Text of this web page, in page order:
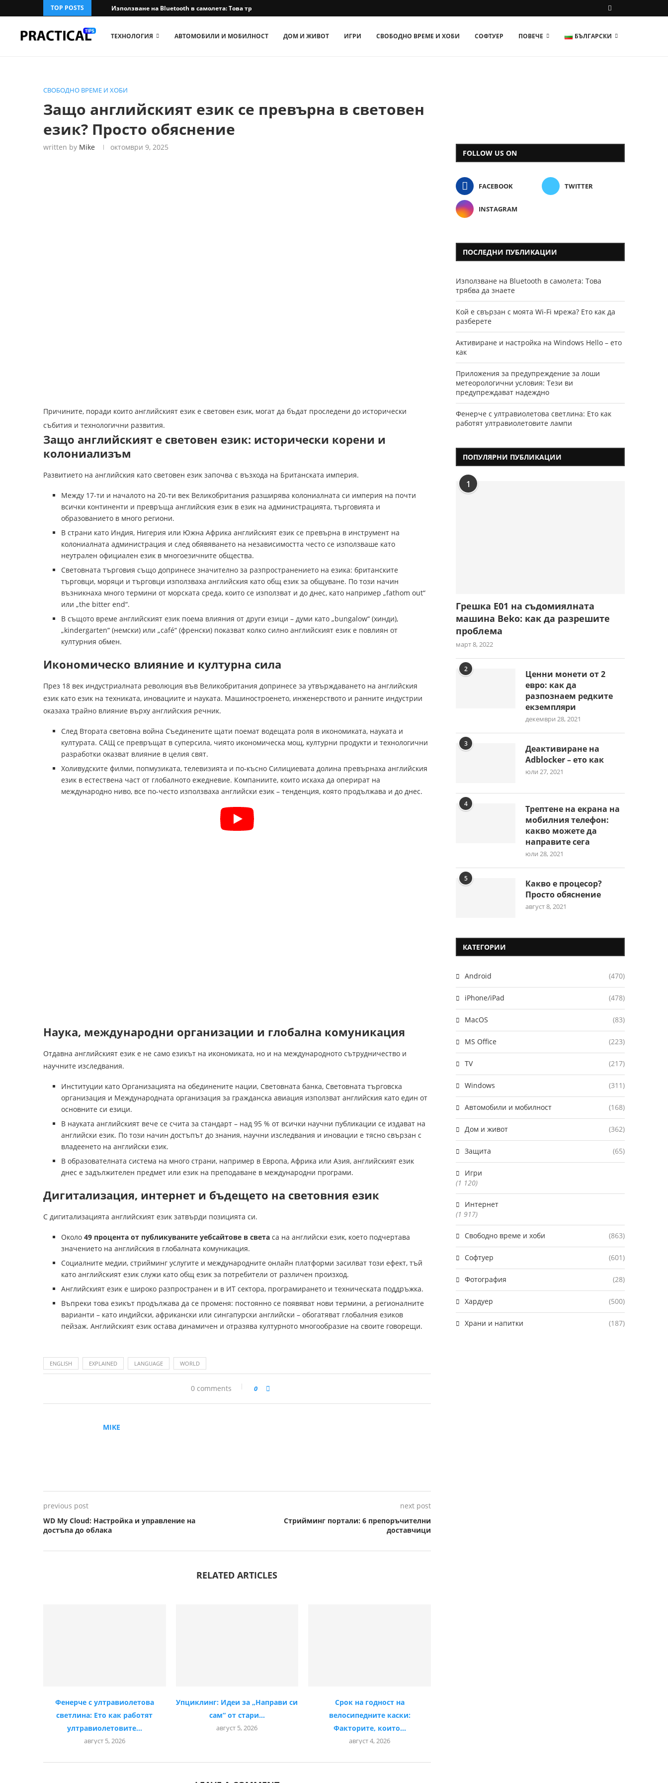
TOP POSTS Използване на Bluetooth в самолета: Това трябва да...
ТЕХНОЛОГИЯ АВТОМОБИЛИ И МОБИЛНОСТ ДОМ И ЖИВОТ ИГРИ СВОБОДНО ВРЕМЕ И ХОБИ СОФТУЕР ПОВЕЧЕ БЪЛГАРСКИ
СВОБОДНО ВРЕМЕ И ХОБИ
Защо английският език се превърна в световен
език? Просто обяснение
written by Mike октомври 9, 2025
Причините, поради които английският език е световен език, могат да бъдат проследени до исторически
събития и технологични развития.
Защо английският е световен език: исторически корени и
колониализъм
Развитието на английския като световен език започва с възхода на Британската империя.
Между 17-ти и началото на 20-ти век Великобритания разширява колониалната си империя на почти
всички континенти и превръща английския език в език на администрацията, търговията и
образованието в много региони.
В страни като Индия, Нигерия или Южна Африка английският език се превърна в инструмент на
колониалната администрация и след обявяването на независимостта често се използваше като
неутрален официален език в многоезичните общества.
Световната търговия също допринесе значително за разпространението на езика: британските
търговци, моряци и търговци използваха английския като общ език за общуване. По този начин
възникнаха много термини от морската среда, които се използват и до днес, като например „fathom out“
или „the bitter end“.
В същото време английският език поема влияния от други езици – думи като „bungalow“ (хинди),
„kindergarten“ (немски) или „café“ (френски) показват колко силно английският език е повлиян от
културния обмен.
Икономическо влияние и културна сила
През 18 век индустриалната революция във Великобритания допринесе за утвърждаването на английския
език като език на техниката, иновациите и науката. Машиностроенето, инженерството и ранните индустрии
оказаха трайно влияние върху английския речник.
След Втората световна война Съединените щати поемат водещата роля в икономиката, науката и
културата. САЩ се превръщат в суперсила, чиято икономическа мощ, културни продукти и технологични
разработки оказват влияние в целия свят.
Холивудските филми, попмузиката, телевизията и по-късно Силициевата долина превърнаха английския
език в естествена част от глобалното ежедневие. Компаниите, които искаха да оперират на
международно ниво, все по-често използваха английски език – тенденция, която продължава и до днес.
Наука, международни организации и глобална комуникация
Отдавна английският език е не само езикът на икономиката, но и на международното сътрудничество и
научните изследвания.
Институции като Организацията на обединените нации, Световната банка, Световната търговска
организация и Международната организация за гражданска авиация използват английския като един от
основните си езици.
В науката английският вече се счита за стандарт – над 95 % от всички научни публикации се издават на
английски език. По този начин достъпът до знания, научни изследвания и иновации е тясно свързан с
владеенето на английски език.
В образователната система на много страни, например в Европа, Африка или Азия, английският език
днес е задължителен предмет или език на преподаване в международни програми.
Дигитализация, интернет и бъдещето на световния език
С дигитализацията английският език затвърди позицията си.
Около 49 процента от публикуваните уебсайтове в света са на английски език, което подчертава
значението на английския в глобалната комуникация.
Социалните медии, стрийминг услугите и международните онлайн платформи засилват този ефект, тъй
като английският език служи като общ език за потребители от различен произход.
Английският език е широко разпространен и в ИТ сектора, програмирането и техническата поддръжка.
Въпреки това езикът продължава да се променя: постоянно се появяват нови термини, а регионалните
варианти – като индийски, африкански или сингапурски английски – обогатяват глобалния езиков
пейзаж. Английският език остава динамичен и отразява културното многообразие на своите говорещи.
ENGLISH EXPLAINED LANGUAGE WORLD
0 comments 0
MIKE
previous post
WD My Cloud: Настройка и управление на
достъпа до облака
next post
Стрийминг портали: 6 препоръчителни
доставчици
RELATED ARTICLES
Фенерче с ултравиолетова
светлина: Ето как работят
ултравиолетовите...
август 5, 2026
Упциклинг: Идеи за „Направи си
сам“ от стари...
август 5, 2026
Срок на годност на
велосипедните каски:
Факторите, които...
август 4, 2026
FOLLOW US ON
FACEBOOK TWITTER
INSTAGRAM
ПОСЛЕДНИ ПУБЛИКАЦИИ
Използване на Bluetooth в самолета: Това
трябва да знаете
Кой е свързан с моята Wi-Fi мрежа? Ето как да
разберете
Активиране и настройка на Windows Hello – ето
как
Приложения за предупреждение за лоши
метеорологични условия: Тези ви
предупреждават надеждно
Фенерче с ултравиолетова светлина: Ето как
работят ултравиолетовите лампи
ПОПУЛЯРНИ ПУБЛИКАЦИИ
1
Грешка E01 на съдомиялната
машина Beko: как да разрешите
проблема
март 8, 2022
2
Ценни монети от 2
евро: как да
разпознаем редките
екземпляри
декември 28, 2021
3
Деактивиране на
Adblocker – ето как
юли 27, 2021
4
Трептене на екрана на
мобилния телефон:
какво можете да
направите сега
юли 28, 2021
5
Какво е процесор?
Просто обяснение
август 8, 2021
КАТЕГОРИИ
Android (470)
iPhone/iPad (478)
MacOS (83)
MS Office (223)
TV (217)
Windows (311)
Автомобили и мобилност (168)
Дом и живот (362)
Защита (65)
Игри
(1 120)
Интернет
(1 917)
Свободно време и хоби (863)
Софтуер (601)
Фотография (28)
Хардуер (500)
Храни и напитки (187)